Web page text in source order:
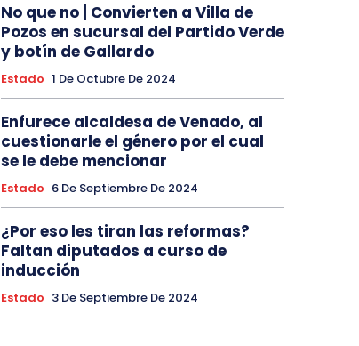
No que no | Convierten a Villa de
Pozos en sucursal del Partido Verde
y botín de Gallardo
Estado 1 De Octubre De 2024
Enfurece alcaldesa de Venado, al
cuestionarle el género por el cual
se le debe mencionar
Estado 6 De Septiembre De 2024
¿Por eso les tiran las reformas?
Faltan diputados a curso de
inducción
Estado 3 De Septiembre De 2024